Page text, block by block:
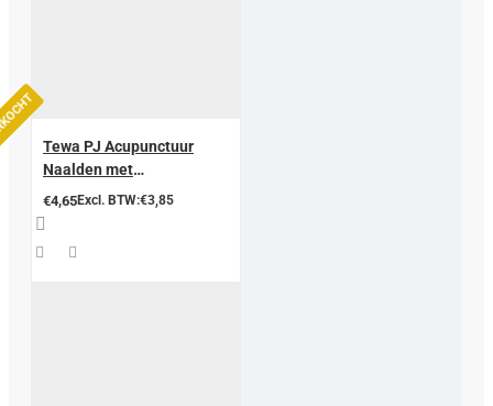
Tewa PJ Acupunctuur
Naalden met
geleidingsbuisje
€4,65Excl. BTW:€3,85